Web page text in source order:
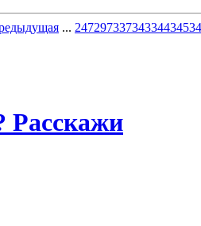
... 247297337343344345
Расскажи